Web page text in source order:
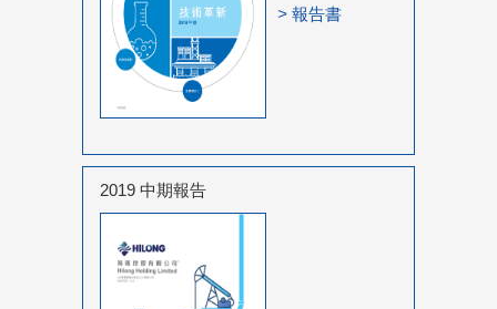
> 報告書
2019 中期報告